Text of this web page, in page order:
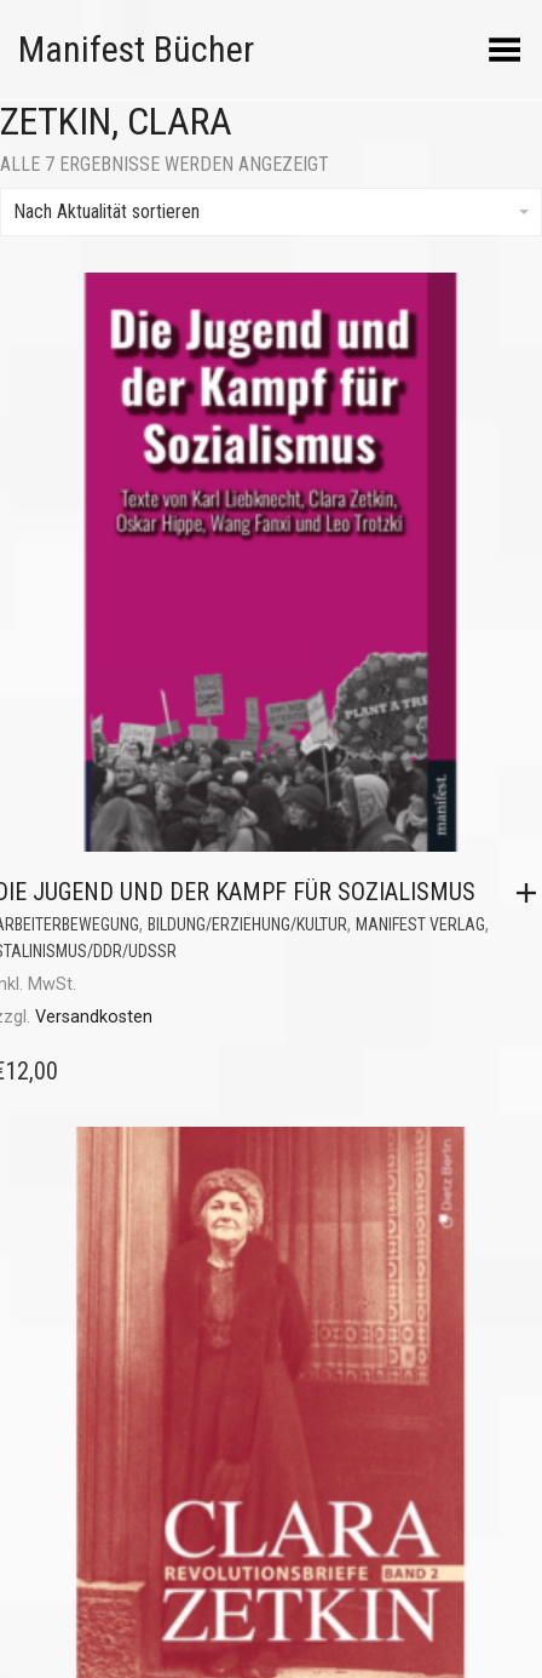
Manifest Bücher Menü umschalten
ZETKIN, CLARA
ALLE 7 ERGEBNISSE WERDEN ANGEZEIGT
Nach Aktualität sortieren
JUGEND UND DER KAMPF FÜR SOZIALISMUS
, BILDUNG/ERZIEHUNG/KULTUR, MANIFEST VERLAG,
DDR/UDSSR
MwSt.
Versandkosten
12,00